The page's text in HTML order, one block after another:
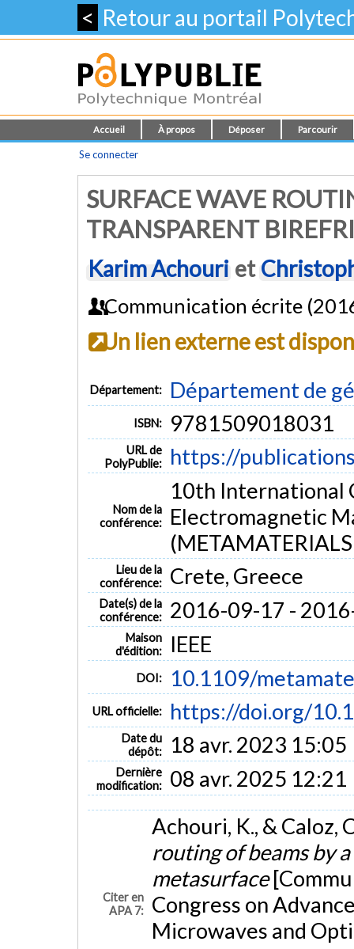
< Retour au portail
Accueil À propos Déposer Parcourir
Se connecter
SURFACE WAVE
TRANSPARENT
Karim Achouri et
Communication écrite
Un lien externe est
Département: Département de
ISBN: 9781509018031
URL de
PolyPublie:
https://
Nom de la
conférence:
10th International
Electromagnetic
Lieu de la
conférence:
Crete, Greece
Date(s) de la
conférence:
2016-09-17 -
Maison
d'édition:
IEEE
DOI: 10.1109/
URL officielle: https://doi.org/
Date du
dépôt:
18 avr. 2023 15:05
Dernière
modification:
08 avr. 2025 12:21
Citer en
APA 7:
Achouri, K., & Caloz,
routing of beams by
metasurface
Congress on
Microwaves and